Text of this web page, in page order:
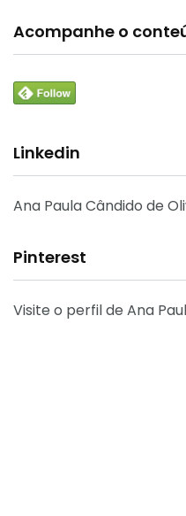
Acompanhe o
Linkedin
Ana Paula Cândido de
Pinterest
Visite o perfil de Ana